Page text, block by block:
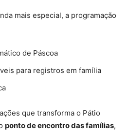
mais especial, a programação
de Páscoa
para registros em família
que transforma o Pátio
ponto de encontro das famílias,